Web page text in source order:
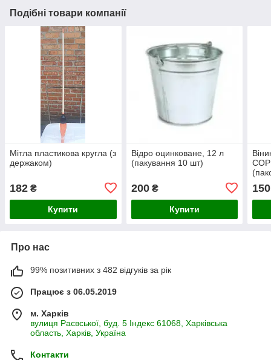
Подібні товари компанії
Мітла пластикова кругла (з
держаком)
182 ₴
Купити
Відро оцинковане, 12 л
(пакування 10 шт)
200₴
Купити
150
Про нас
99% позитивних з 482 відгуків за рік
Працює з 06.05.2019
м. Харків
вулиця Раєвської, буд. 5 Індекс 61068, Харківська
область, Харків, Україна
Контакти